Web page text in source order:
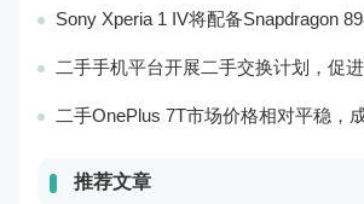
Sony Xperia 1 IV将配备Snapdragon
二手手机平台开展二手交换计划，促进环保和可持
二手OnePlus 7T市场价格相对平稳，成为消费者购买的
推荐文章